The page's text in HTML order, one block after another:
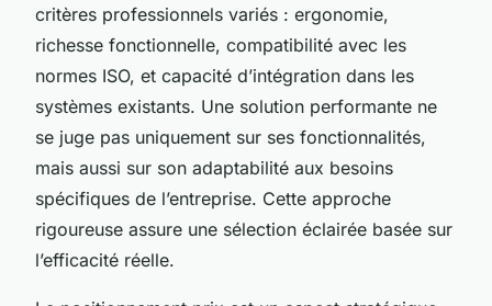
critères professionnels variés : ergonomie,
richesse fonctionnelle, compatibilité avec les
normes ISO, et capacité d’intégration dans les
systèmes existants. Une solution performante ne
se juge pas uniquement sur ses fonctionnalités,
mais aussi sur son adaptabilité aux besoins
spécifiques de l’entreprise. Cette approche
rigoureuse assure une sélection éclairée basée sur
l’efficacité réelle.